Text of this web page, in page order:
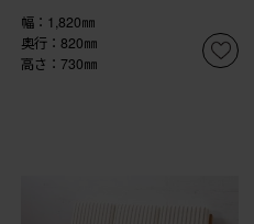
幅：1,820㎜
奥行：820㎜
高さ：730㎜